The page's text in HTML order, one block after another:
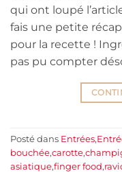
qui ont loupé
fais une petite
pour la recette !
pas pu compter
Posté dans Entrées,
bouchée,carotte,
asiatique,finger food,